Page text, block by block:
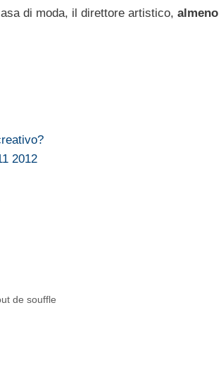
di moda, il direttore artistico,
2012
de souffle